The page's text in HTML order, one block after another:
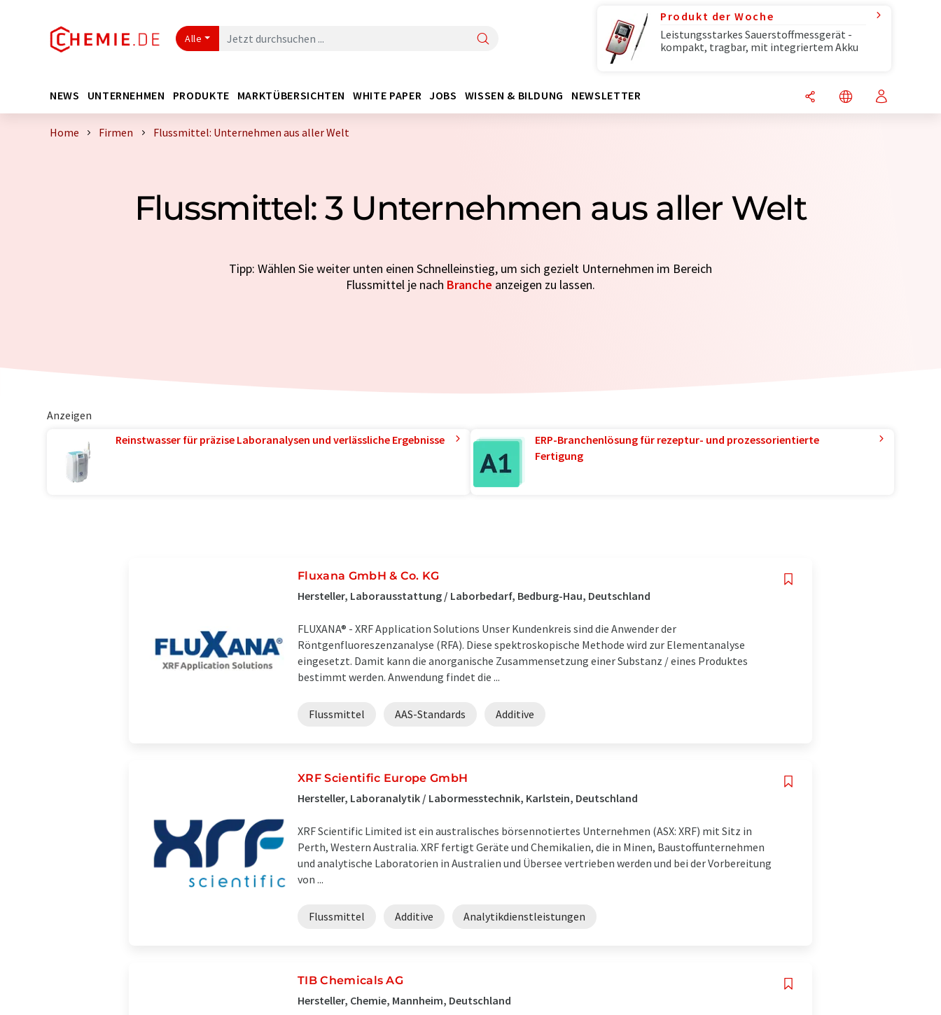
Alle
Produkt der Woche
Leistungsstarkes Sauerstoffmessgerät -
kompakt, tragbar, mit integriertem Akku
NEWS UNTERNEHMEN PRODUKTE MARKTÜBERSICHTEN WHITE PAPER JOBS WISSEN & BILDUNG NEWSLETTER
Home Firmen Flussmittel: Unternehmen aus aller Welt
Flussmittel: 3 Unternehmen aus aller Welt
Tipp: Wählen Sie weiter unten einen Schnelleinstieg, um sich gezielt Unternehmen im Bereich
Flussmittel je nach Branche anzeigen zu lassen.
Anzeigen
Reinstwasser für präzise Laboranalysen und verlässliche Ergebnisse
ERP-Branchenlösung für rezeptur- und prozessorientierte
Fertigung
Fluxana GmbH & Co. KG
Hersteller, Laborausstattung / Laborbedarf, Bedburg-Hau, Deutschland
FLUXANA® - XRF Application Solutions Unser Kundenkreis sind die Anwender der
Röntgenfluoreszenzanalyse (RFA). Diese spektroskopische Methode wird zur Elementanalyse
eingesetzt. Damit kann die anorganische Zusammensetzung einer Substanz / eines Produktes
bestimmt werden. Anwendung findet die ...
Flussmittel AAS-Standards Additive
XRF Scientific Europe GmbH
Hersteller, Laboranalytik / Labormesstechnik, Karlstein, Deutschland
XRF Scientific Limited ist ein australisches börsennotiertes Unternehmen (ASX: XRF) mit Sitz in
Perth, Western Australia. XRF fertigt Geräte und Chemikalien, die in Minen, Baustoffunternehmen
und analytische Laboratorien in Australien und Übersee vertrieben werden und bei der Vorbereitung
von ...
Flussmittel Additive Analytikdienstleistungen
TIB Chemicals AG
Hersteller, Chemie, Mannheim, Deutschland